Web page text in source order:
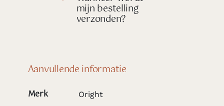
mijn bestelling
verzonden?
Aanvullende informatie
Merk Oright